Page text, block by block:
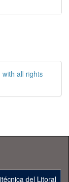
all rights
del Litoral